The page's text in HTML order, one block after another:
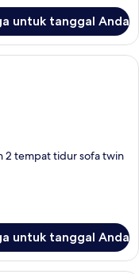
untuk tanggal Anda
(Suite) | Brankas,
2 tempat tidur sofa twin
untuk tanggal Anda